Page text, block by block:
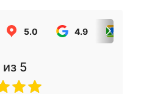
5.0 4.9
из 5